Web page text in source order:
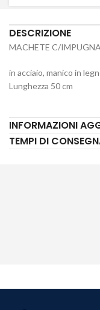
DESCRIZIONE
MACHETE C/
in acciaio, manico in
Lunghezza 50 cm
INFORMAZIONI
TEMPI DI